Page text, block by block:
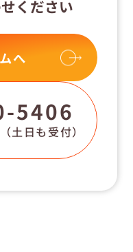
ください
へ
5406
（土日も受付）